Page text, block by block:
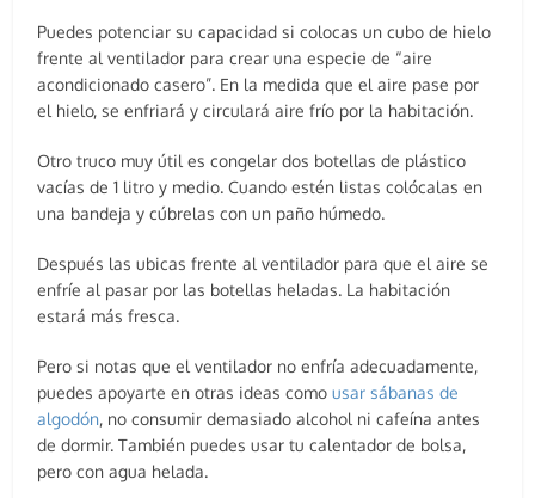
Puedes potenciar su capacidad si colocas un cubo de hielo
frente al ventilador para crear una especie de “aire
acondicionado casero”. En la medida que el aire pase por
el hielo, se enfriará y circulará aire frío por la habitación.
Otro truco muy útil es congelar dos botellas de plástico
vacías de 1 litro y medio. Cuando estén listas colócalas en
una bandeja y cúbrelas con un paño húmedo.
Después las ubicas frente al ventilador para que el aire se
enfríe al pasar por las botellas heladas. La habitación
estará más fresca.
Pero si notas que el ventilador no enfría adecuadamente,
puedes apoyarte en otras ideas como usar sábanas de
algodón, no consumir demasiado alcohol ni cafeína antes
de dormir. También puedes usar tu calentador de bolsa,
pero con agua helada.